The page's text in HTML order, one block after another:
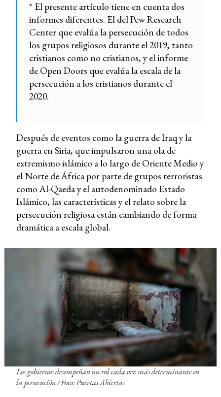
* El presente artículo tiene en cuenta dos
informes diferentes. El del Pew Research
Center que evalúa la persecución de todos
los grupos religiosos durante el 2019, tanto
cristianos como no cristianos, y el informe
de Open Doors que evalúa la escala de la
persecución a los cristianos durante el
2020.
Después de eventos como la guerra de Iraq y la
guerra en Siria, que impulsaron una ola de
extremismo islámico a lo largo de Oriente Medio y
el Norte de África por parte de grupos terroristas
como Al-Qaeda y el autodenominado Estado
Islámico, las características y el relato sobre la
persecución religiosa están cambiando de forma
dramática a escala global.
Los gobiernos desempeñan un rol cada vez más determinante en
la persecución/ Foto: Puertas Abiertas